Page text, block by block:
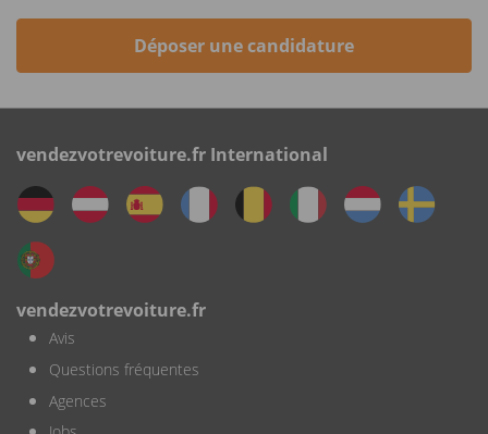
Déposer une candidature
vendezvotrevoiture.fr International
vendezvotrevoiture.fr
Avis
Questions fréquentes
Agences